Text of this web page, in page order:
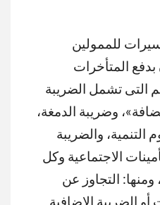
للممولين
بدفع المتأخرات
التى تشمل الضريبة
وضريبة الدمغة،
التنمية، والضريبة
الاجتماعية وكل
التجاوز عن
أو الضريبة الإضافية